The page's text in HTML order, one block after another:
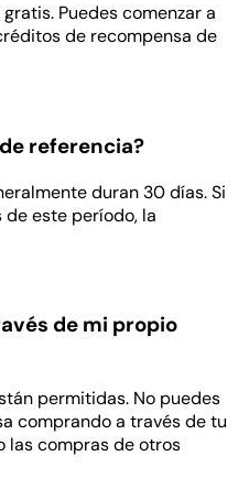
Puedes comenzar a
de recompensa de
referencia?
duran 30 días. Si
este período, la
de mi propio
permitidas. No puedes
comprando a través de tu
las compras de otros